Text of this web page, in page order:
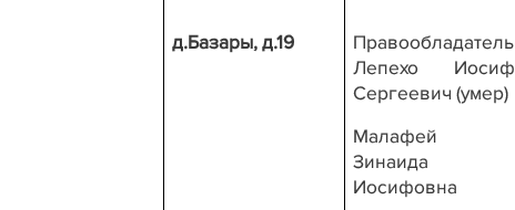
д.Базары, д.19
Правообладатель
Лепехо Иосиф
Сергеевич (умер)
Малафей
Зинаида
Иосифовна